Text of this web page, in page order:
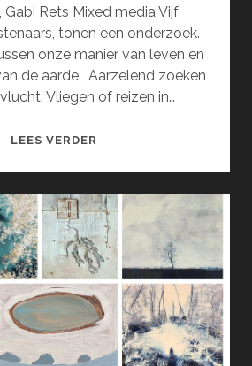
Gabi Rets Mixed media Vijf
tonen een onderzoek.
onze manier van leven en
de aarde. Aarzelend zoeken
Vliegen of reizen in…
LEES VERDER
IBIZA
IN
NOVEMBER